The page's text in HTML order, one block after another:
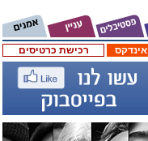
רכישת כרטיסים אינדקס